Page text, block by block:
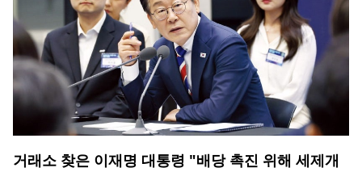
거래소 찾은 이재명 대통령 "배당 촉진 위해 세제개